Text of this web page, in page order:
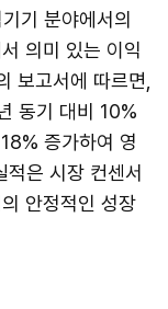
기 분야에서의
의미 있는 이익
보고서에 따르면,
동기 대비 10%
증가하여 영
은 시장 컨센서
안정적인 성장